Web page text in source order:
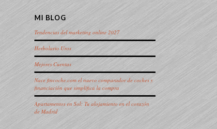
MI BLOG
Tendencias del marketing online 2027
Herbolario Uros
Mejores Cuentas
Nace fincoche.com el nuevo comparador de coches y
financiación que simplifica la compra
Apartamentos en Sol: Tu alojamiento en el corazón
de Madrid